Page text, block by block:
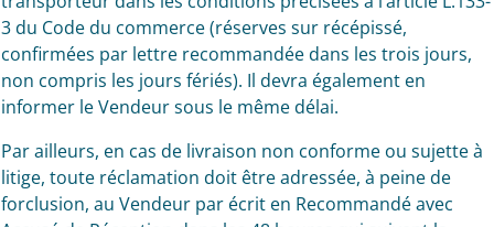
3 du Code du commerce (réserves sur récépissé,
confirmées par lettre recommandée dans les trois jours,
non compris les jours fériés). Il devra également en
informer le Vendeur sous le même délai.
Par ailleurs, en cas de livraison non conforme ou sujette à
litige, toute réclamation doit être adressée, à peine de
forclusion, au Vendeur par écrit en Recommandé avec